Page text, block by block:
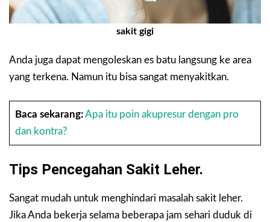
sakit gigi
Anda juga dapat mengoleskan es batu langsung ke area
yang terkena. Namun itu bisa sangat menyakitkan.
Baca sekarang: Apa itu poin akupresur dengan pro
dan kontra?
Tips Pencegahan Sakit Leher.
Sangat mudah untuk menghindari masalah sakit leher.
Jika Anda bekerja selama beberapa jam sehari duduk di